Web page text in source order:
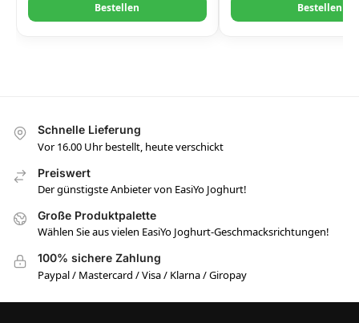
Bestellen Bestellen
Schnelle Lieferung
Vor 16.00 Uhr bestellt, heute verschickt
Preiswert
Der günstigste Anbieter von EasiYo Joghurt!
Große Produktpalette
Wählen Sie aus vielen EasiYo Joghurt-Geschmacksrichtungen!
100% sichere Zahlung
Paypal / Mastercard / Visa / Klarna / Giropay